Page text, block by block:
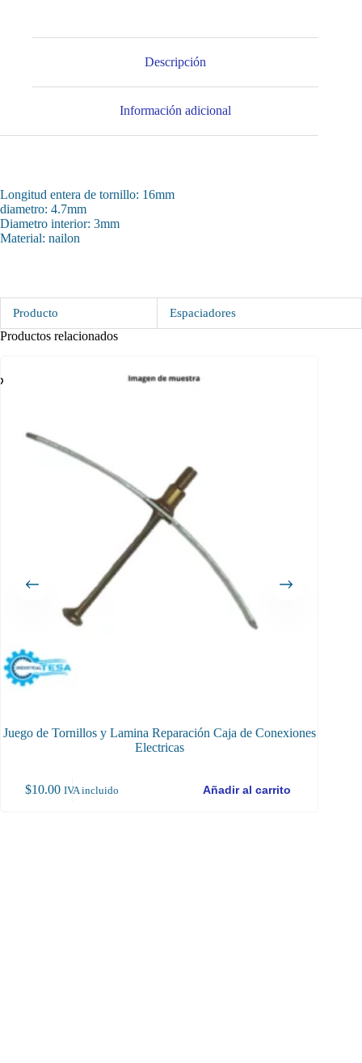
Descripción
Información adicional
Longitud entera de tornillo: 16mm
diametro: 4.7mm
Diametro interior: 3mm
Material: nailon
Producto Espaciadores
Productos relacionados
Juego de Tornillos y Lamina Reparación Caja de Conexiones
Electricas
$10.00 IVA incluido Añadir al carrito